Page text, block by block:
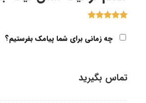
5 امتیاز
مشتریچه زمانی برای شما پیامک بفرستیم؟
تماس بگیرید